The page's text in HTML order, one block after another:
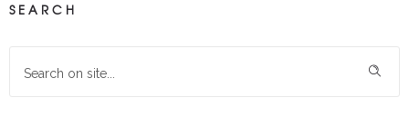
SEARCH